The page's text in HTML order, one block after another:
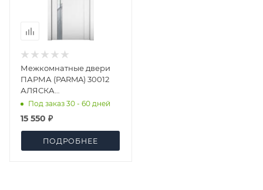
Межкомнатные двери
ПАРМА (PARMA) 30012
АЛЯСКА
СУПЕРМАТОВАЯ ДО
Под заказ 30 - 60 дней
15 550 ₽
ПОДРОБНЕЕ